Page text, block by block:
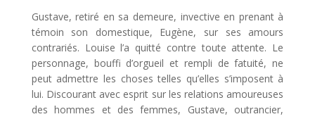
Gustave, retiré en sa demeure, invective en prenant à
témoin son domestique, Eugène, sur ses amours
contrariés. Louise l’a quitté contre toute attente. Le
personnage, bouffi d’orgueil et rempli de fatuité, ne
peut admettre les choses telles qu’elles s’imposent à
lui. Discourant avec esprit sur les relations amoureuses
des hommes et des femmes, Gustave, outrancier,